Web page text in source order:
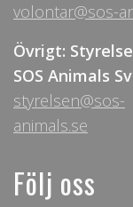
volontar@sos-
Övrigt:
SOS Animals
styrelsen@sos-
animals.se
Följ oss